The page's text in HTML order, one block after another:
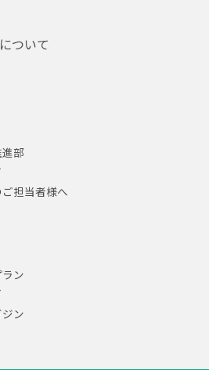
ついて
部
担当者様へ
ン
ン